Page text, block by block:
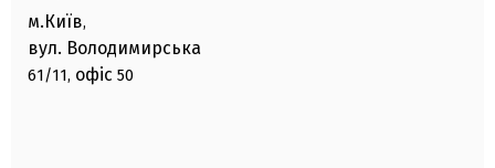
м.Київ,
вул. Володимирська
61/11, офіс 50